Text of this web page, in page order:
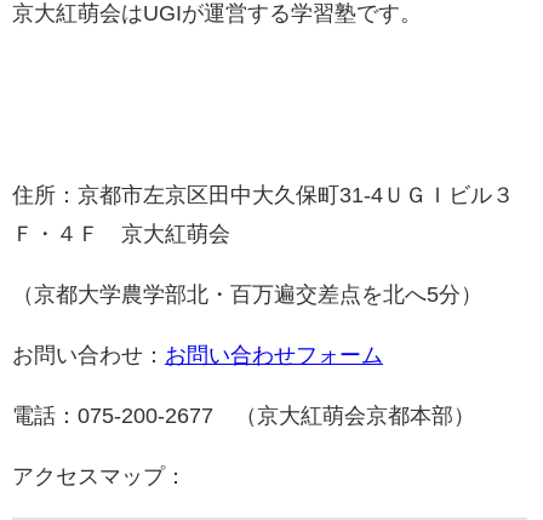
京大紅萌会はUGIが運営する学習塾です。
住所：京都市左京区田中大久保町31-4ＵＧＩビル３
Ｆ・４Ｆ 京大紅萌会
（京都大学農学部北・百万遍交差点を北へ5分）
お問い合わせ： お問い合わせフォーム
電話：075-200-2677 （京大紅萌会京都本部）
アクセスマップ：